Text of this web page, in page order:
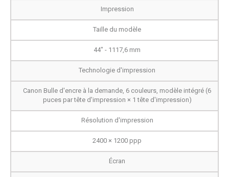
Impression
Taille du modèle
44" - 1117,6 mm
Technologie d'impression
Canon Bulle d'encre à la demande, 6 couleurs, modèle intégré (6
puces par tête d'impression × 1 tête d'impression)
Résolution d'impression
2400 × 1200 ppp
Écran